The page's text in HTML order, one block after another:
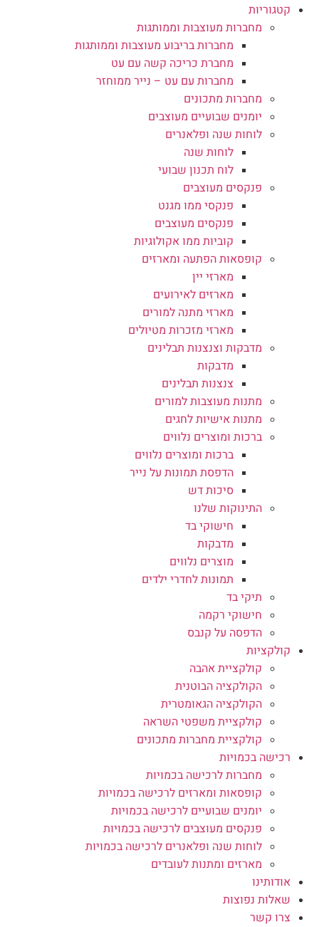
קטגוריות
מחברות מעוצבות וממותגות
מחברות בריבוע מעוצבות וממותגות
מחברת כריכה קשה עם עט
מחברות עם עט – נייר ממוחזר
מחברות מתכונים
יומנים שבועיים מעוצבים
לוחות שנה ופלאנרים
לוחות שנה
לוח תכנון שבועי
פנקסים מעוצבים
פנקסי ממו מגנט
פנקסים מעוצבים
קוביות ממו אקולוגיות
קופסאות הפתעה ומארזים
מארזי יין
מארזים לאירועים
מארזי מתנה למורים
מארזי מזכרות מטיולים
מדבקות וצנצנות תבלינים
מדבקות
צנצנות תבלינים
מתנות מעוצבות למורים
מתנות אישיות לחגים
ברכות ומוצרים נלווים
ברכות ומוצרים נלווים
הדפסת תמונות על נייר
סיכות דש
התינוקות שלנו
חישוקי בד
מדבקות
מוצרים נלווים
תמונות לחדרי ילדים
תיקי בד
חישוקי רקמה
הדפסה על קנבס
קולקציות
קולקציית אהבה
הקולקציה הבוטנית
הקולקציה הגאומטרית
קולקציית משפטי השראה
קולקציית מחברות מתכונים
רכישה בכמויות
מחברות לרכישה בכמויות
קופסאות ומארזים לרכישה בכמויות
יומנים שבועיים לרכישה בכמויות
פנקסים מעוצבים לרכישה בכמויות
לוחות שנה ופלאנרים לרכישה בכמויות
מארזים ומתנות לעובדים
אודותינו
שאלות נפוצות
צרו קשר